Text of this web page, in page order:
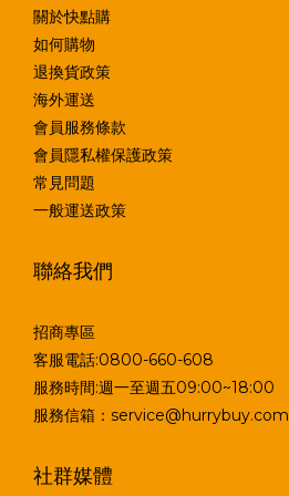
關於快點購
如何購物
退換貨政策
海外運送
會員服務條款
會員隱私權保護政策
常見問題
一般運送政策
聯絡我們
招商專區
客服電話:0800-660-608
服務時間:週一至週五09:00~18:00
服務信箱：service@hurrybuy.com
社群媒體